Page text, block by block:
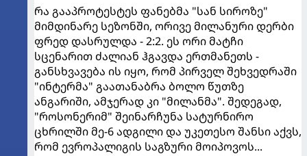
რა გააპროტესტეს ფანებმა "სან სიროზე"
მიმდინარე სეზონში, ორივე მილანური დერბი
ფრედ დასრულდა - 2:2. ეს ორი მატჩი
სცენარით ძალიან ჰგავდა ერთმანეთს -
განსხვავება ის იყო, რომ პირველ შეხვედრაში
"ინტერმა" გაათანაბრა ბოლო წუთზე
ანგარიში, ამჯერად კი "მილანმა". შედეგად,
"როსონერიმ" შეინარჩუნა სატურნირო
ცხრილში მე-6 ადგილი და უკეთესო შანსი აქვს,
რომ ევროპალიგის საგზური მოიპოვოს...